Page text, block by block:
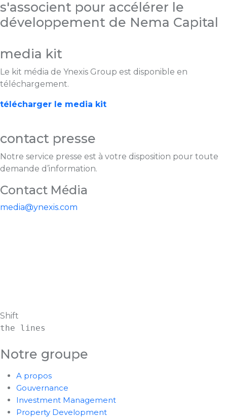
s'associent pour accélérer le
développement de Nema Capital
media kit
Le kit média de Ynexis Group est disponible en
téléchargement.
télécharger le media kit
contact presse
Notre service presse est à votre disposition pour toute
demande d’information.
Contact Média
media@ynexis.com
Shift
the lines
Notre groupe
A propos
Gouvernance
Investment Management
Property Development